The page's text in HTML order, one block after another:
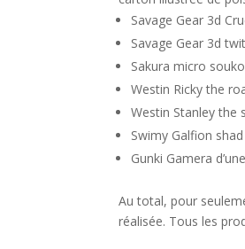
Savage Gear 3d
Savage Gear 3d
Sakura micro
Westin Ricky the
Westin Stanley the
Swimy Galfion
Gunki Gamera
Au total, pour
réalisée. Tous les